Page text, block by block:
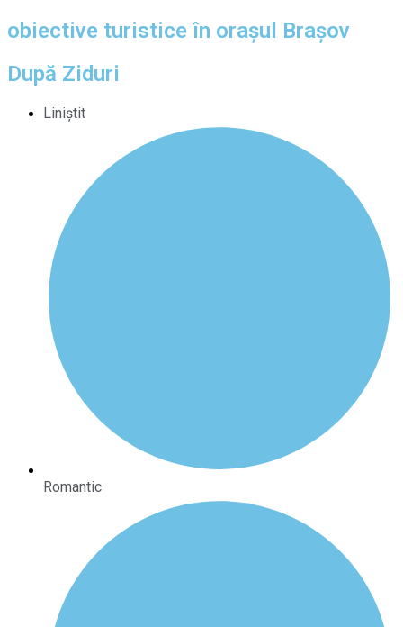
obiective turistice în orașul Brașov
După Ziduri
Liniștit
Romantic